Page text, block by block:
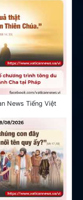
News Tiếng Việt